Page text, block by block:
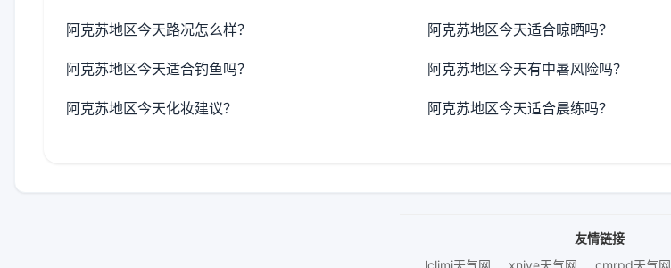
阿克苏地区今天路况怎么样？ 阿克苏地区今天适合晾晒吗？
阿克苏地区今天适合钓鱼吗？ 阿克苏地区今天有中暑风险吗？
阿克苏地区今天化妆建议？ 阿克苏地区今天适合晨练吗？
友情链接
lclimi天气网
xniye天气网 cmrpd天气网